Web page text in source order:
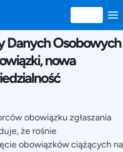
Danych Osobowych
nowa
obowiązku zgłaszania
że rośnie
obowiązków ciążących na